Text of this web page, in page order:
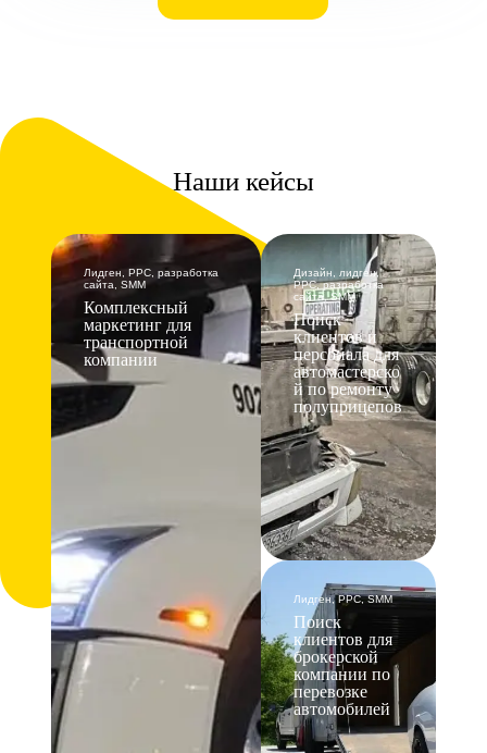
Наши кейсы
Лидген, PPC, разработка
сайта, SMM
Комплексный
маркетинг для
транспортной
компании
Дизайн, лидген,
PPC, разработка
сайта, SMM
Поиск
клиентов и
персонала для
автомастерско
й по ремонту
полуприцепов
Лидген, PPC, SMM
Поиск
клиентов для
брокерской
компании по
перевозке
автомобилей